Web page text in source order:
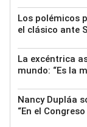
Los polémicos
el clásico ante
La excéntrica
mundo: “Es la
Nancy Dupláa
“En el